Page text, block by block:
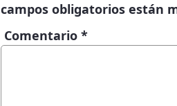
campos obligatorios están
Comentario *